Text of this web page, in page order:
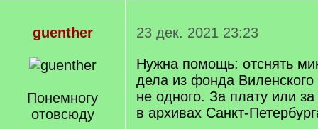
guenther
Понемногу
отовсюду
23 дек. 2021 23:23
Нужна помощь: отснять
дела из фонда
не одного. За плату или
в архивах Санкт-